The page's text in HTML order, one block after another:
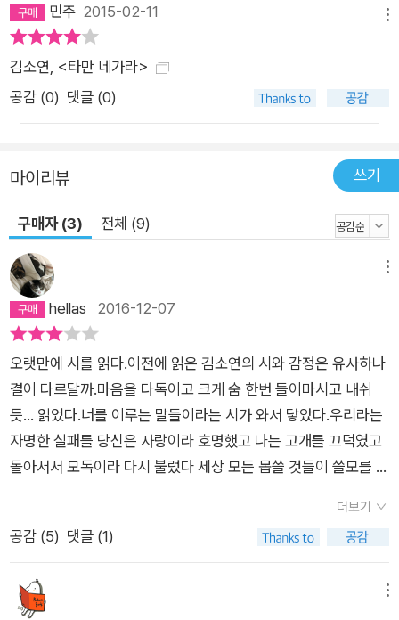
투명해지는 사람, 그럼으로써 사라지는 사람, 그럼으로써 정확해
지는 사람”이라고. 차디찬 고백이 생피를 흘린다 입김을 불어 유
리창을 닦는다 나는 우두커니로 확장된다 [……] 유리창을 한 페
이지 넘긴다 나는 하얗게로 지워진다 지워진다로 정확해진다 ―
「폭설의 이유」 부분 그들은 없어지는 것을 선택했다 자기 손으로
며 도망치는 일은 친절한 길 안내에 가깝다는 걸 알고 있었다 ―
다 자신의 몸에 새겨지는 “차분하고 투명하며 열렬”한 사람들의
한결같이 “일상의 사소한 진실에서부터 한 시대의 급박한 진실에
이르기까지, 이 넓은 진폭의 진실이 훼손됨 없이 머물 수 있는 어
렵고 옳고 아름다운 거주 공간”(신형철)으로 거듭나고 자연스럽
는 사람으로, 여자로, 육체를 가진 존재이자 타인과 더불어 살아
가는 존재들의 영역, 그 모든 삶의 격절(激切)을 노래한다. 때로
는 “우리가 발견한 당신이라는/나인 것만 같은 객체에 대한 찬
사”(「이것은 사람이 할 말」)가, 때로는 존재의 비극을 고스란히
드러내는 고집스럽고 가차 없는 목소리가, 때로는 따뜻한 물속을
유영하듯 다정하고 여유로운 시선들이 “비밀한 위트”를 동반한
채 그 속에 있다. 마음으로 안부를 묻다 ―“말해줄게. 나의 진짜
안부를” 한 인터뷰에서 김소연은, “(요즘) 시를 제법 많이 써요.
내가 쓴 시를 읽는 일이 즐겁고 좋아요”라고 스스럼없이 밝힌 바
있다. 시인의 말처럼, 김소연의 시는 묵독이 아닌 낭독으로 만날
민주 2015-02-11
김소연, <타만 네가라>
공감 (0) 댓글 (0)
마이리뷰 쓰기
구매자 (3) 전체 (9)
hellas 2016-12-07
오랫만에 시를 읽다.이전에 읽은 김소연의 시와 감정은 유사하나
결이 다르달까.마음을 다독이고 크게 숨 한번 들이마시고 내쉬
듯... 읽었다.너를 이루는 말들이라는 시가 와서 닿았다.우리라는
자명한 실패를 당신은 사랑이라 호명했고 나는 고개를 끄덕였고
돌아서서 모독이라 다시 불렀다 세상 모든 몹쓸 것들이 쓸모를 다
러들고 나는 파먹히기를 바란다고 일기에 쓴다 파먹히는 통증 따
윈 없을 거라 적는다 일기장을 펼칠 때마다 일생 동안 지었던 죄
16. dec.
더보기
공감 (5) 댓글 (1)